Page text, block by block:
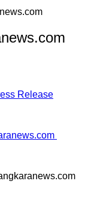
Release